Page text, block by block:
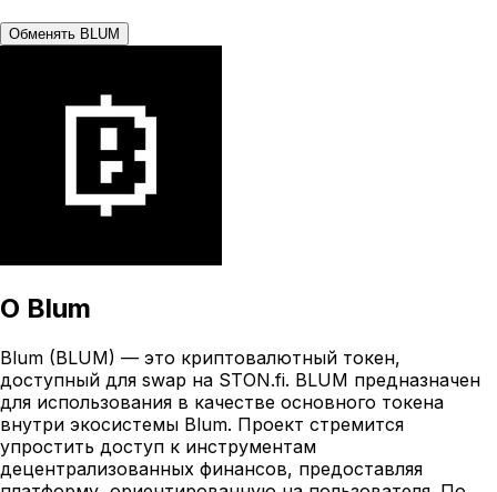
Обменять BLUM
О Blum
Blum (BLUM) — это криптовалютный токен,
доступный для swap на STON.fi. BLUM предназначен
для использования в качестве основного токена
внутри экосистемы Blum. Проект стремится
упростить доступ к инструментам
децентрализованных финансов, предоставляя